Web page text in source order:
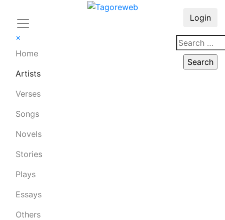
×
Home
Artists
Verses
Songs
Novels
Stories
Plays
Essays
Others
Login